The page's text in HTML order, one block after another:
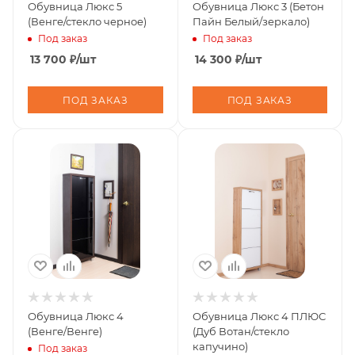
Обувница Люкс 5
(Венге/стекло черное)
Под заказ
13 700 ₽/шт
ПОД ЗАКАЗ
Обувница Люкс 3 (Бетон
Пайн Белый/зеркало)
Под заказ
14 300 ₽/шт
ПОД ЗАКАЗ
Обувница Люкс 4
(Венге/Венге)
Под заказ
Обувница Люкс 4 ПЛЮС
(Дуб Вотан/стекло
капучино)